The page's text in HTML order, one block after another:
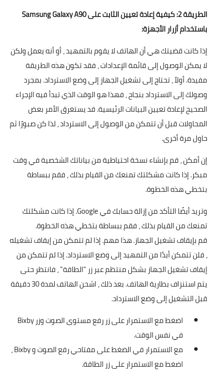
الطريقة 2: كيفية إعادة تعيين الثابت على Samsung Galaxy A90
باستخدام أزرار الأجهزة:
إذا كانت قضيتك هي أن الهاتف لا يقوم بالتمهيد ، أو أنه يعمل ولكن
لا يمكن الوصول إلى قائمة الإعدادات ، فقد تكون هذه الطريقة
مفيدة. أولاً ، تحتاج إلى تشغيل الجهاز إلى وضع الاسترداد. بمجرد
وصولك إلى الاسترداد بنجاح ، فهذا هو الوقت الذي تبدأ فيه الإجراء
الصحيح لإعادة تعيين البيانات الرئيسية. قد يستغرق الأمر بعض
المحاولات قبل أن تتمكن من الوصول إلى الاسترداد ، لذا كن صبورًا ثم
حاول مرة أخرى.
إن أمكن ، قم بإنشاء نسخة احتياطية من بياناتك الشخصية في وقت
مبكر. إذا كانت مشكلتك تمنعك من القيام بذلك ، فقم ببساطة
بتخطي هذه الخطوة.
وتريد أيضًا التأكد من إزالة حسابك في Google. إذا كانت مشكلتك
تمنعك من القيام بذلك ، فقم ببساطة بتخطي هذه الخطوة.
قم بإيقاف تشغيل الجهاز. هذا مهم. إذا لم تتمكن من إيقاف تشغيله
، فلن تتمكن أبدًا من التمهيد إلى وضع الاسترداد. إذا لم تتمكن من
إيقاف تشغيل الجهاز بشكل منتظم عبر زر "الطاقة" ، فانتظر حتى
يتم استنزاف بطارية الهاتف. بعد ذلك ، اشحن الهاتف لمدة 30 دقيقة
قبل التشغيل إلى وضع الاسترداد.
اضغط مع الاستمرار على زر رفع مستوى الصوت وزر Bixby
في نفس الوقت.
مع الاستمرار في الضغط على مفتاحي رفع الصوت و Bixby ،
اضغط مع الاستمرار على زر الطاقة.